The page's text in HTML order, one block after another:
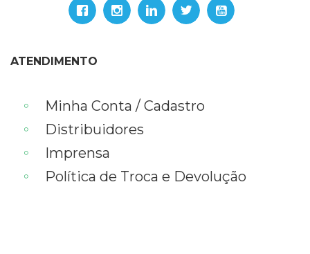
ATENDIMENTO
Minha Conta / Cadastro
Distribuidores
Imprensa
Política de Troca e Devolução